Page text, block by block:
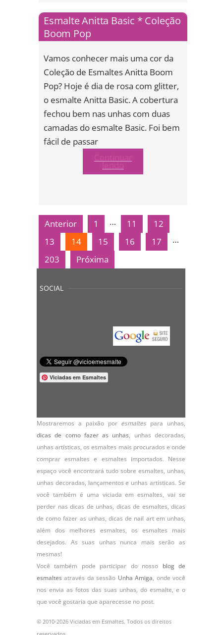
Esmalte Anitta Basic * Coleção
Boom Pop
Vamos conhecer mais uma cor da
Coleção de Esmaltes Anitta Boom
Pop? Hoje é dia de rosa com glitter,
o esmalte Anitta Basic. A cobertura
fechou bem nas unhas com duas
camadas do esmalte Basic. Foi bem
fácil de passar
lendo
Anterior 1 … 11
12
13
14 15 16 17
…
203
Próxima
SOCIAL
Viciadas em Esmaltes
Mostraremos a paixão por esmaltes para unhas,
dicas de como fazer as unhas, unhas decoradas,
unhas artísticas, osesmaltes mais procurados e onde
comprar esmaltes e esmaltes importados. Nesse
espaço você encontrará tudo sobre esmaltes, unhas,
unhas decoradas, lançamentos e unhas artísticas. Se
você também é uma viciada em esmaltes, vai se
perder nas dicas de unhas, dicas de esmaltes, dicas
de como fazer as unhas, dicas de nail art em unhas,
além dos melhores esmaltes, os esmaltes mais
desejados. As suas unhas nunca mais serão as
mesmas!
Você também pode participar do nosso blog de
esmaltes através da sessão Unha Amiga, onde você
nos envia as fotos das suas unhas, do esmalte, e o
que você gostaria que aparecesse no post.
© 2010-2026 Viciadas em Esmaltes. Todos os direitos